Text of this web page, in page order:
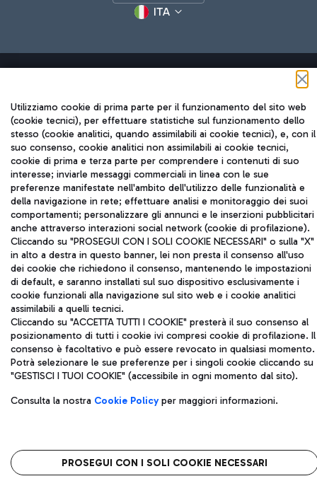
ITA
Aeroporti di Roma S.p.A. - Società soggetta a direzione e
coordinamento di Mundys S.p.A.
Codice fiscale e Registro delle Imprese di Roma 13032990155 P.
IVA 06572251004
Capitale sociale 62.224.743,00 int. vers.
Sede legale: Via Pier Paolo Racchetti 1 - 00054 Fiumicino (RM)
telefono +39 06 65951
Privacy policy
Note legali
Mappa sito
Accessibilità
Roma FCO
L'aeroporto stellato
QUALITÀ SOSTENIBILITÀ INNOVAZIONE
Utilizziamo cookie di prima parte per il funzionamento del sito web
(cookie tecnici), per effettuare statistiche sul funzionamento dello
stesso (cookie analitici, quando assimilabili ai cookie tecnici), e, con il
suo consenso, cookie analitici non assimilabili ai cookie tecnici,
cookie di prima e terza parte per comprendere i contenuti di suo
interesse; inviarle messaggi commerciali in linea con le sue
preferenze manifestate nell'ambito dell'utilizzo delle funzionalità e
della navigazione in rete; effettuare analisi e monitoraggio dei suoi
comportamenti; personalizzare gli annunci e le inserzioni pubblicitari
anche attraverso interazioni social network (cookie di profilazione).
Cliccando su "PROSEGUI CON I SOLI COOKIE NECESSARI" o sulla "X"
in alto a destra in questo banner, lei non presta il consenso all'uso
dei cookie che richiedono il consenso, mantenendo le impostazioni
di default, e saranno installati sul suo dispositivo esclusivamente i
cookie funzionali alla navigazione sul sito web e i cookie analitici
assimilabili a quelli tecnici.
Cliccando su "ACCETTA TUTTI I COOKIE" presterà il suo consenso al
posizionamento di tutti i cookie ivi compresi cookie di profilazione. Il
consenso è facoltativo e può essere revocato in qualsiasi momento.
Potrà selezionare le sue preferenze per i singoli cookie cliccando su
"GESTISCI I TUOI COOKIE" (accessibile in ogni momento dal sito).
Consulta la nostra Cookie Policyper maggiori informazioni.
PROSEGUI CON I SOLI COOKIE NECESSARI